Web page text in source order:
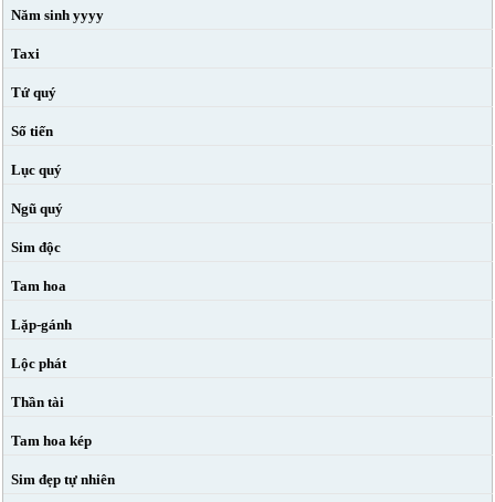
Năm sinh yyyy
Taxi
Tứ quý
Số tiến
Lục quý
Ngũ quý
Sim độc
Tam hoa
Lặp-gánh
Lộc phát
Thần tài
Tam hoa kép
Sim đẹp tự nhiên